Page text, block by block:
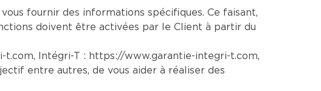
fournir des informations spécifiques. Ce faisant,
doivent être activées par le Client à partir du
t.com, Intégri-T : https://www.garantie-integri-t.com,
entre autres, de vous aider à réaliser des